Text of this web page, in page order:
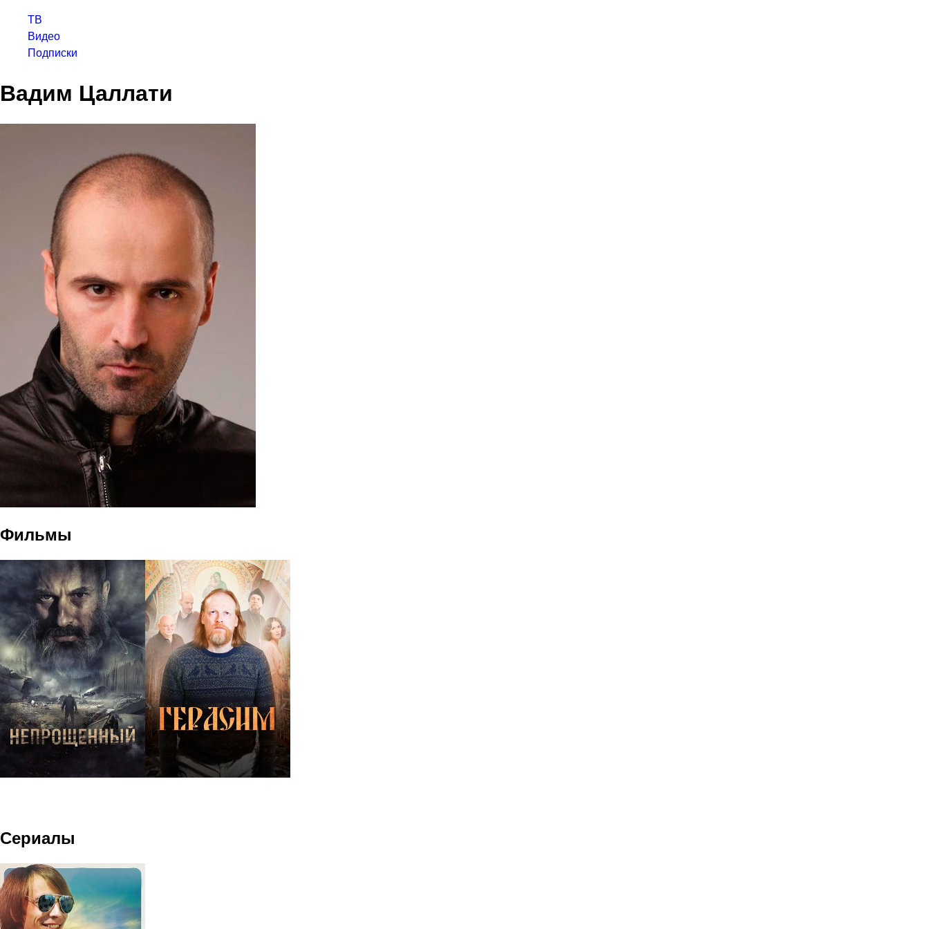
ТВ
Видео
Подписки
Вадим Цаллати
Фильмы
Сериалы